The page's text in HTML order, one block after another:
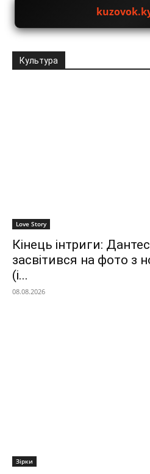
Культура
Love Story
Кінець інтриги:
засвітився на фото з
(і...
08.08.2026
Зірки